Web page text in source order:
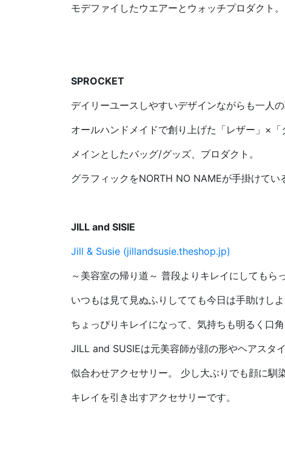
モデファイしたウエアーとウォッチプロダクト。
SPROCKET
デイリーユースしやすいデザインながらも一人
オールハンドメイドで創り上げた「レザー」×「
メインとしたバッグ/グッズ、プロダクト。
グラフィックをNORTH NO NAMEが手掛けてい
JILL and SISIE
Jill & Susie (jillandsusie.theshop.jp)
～美容室の帰り道～ 普段よりキレイにしてもら
いつもは見て見ぬふりしてても今日は手助けし
ちょっぴりキレイになって、気持ちも明るく口角
JILL and SUSIEは元美容師が顔の形やヘアスタ
似合わせアクセサリー。 少し大ぶりでも顔に馴
キレイを引き出すアクセサリーです。